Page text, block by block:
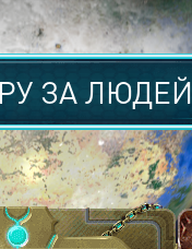
ЗАЛЮДЕЙ